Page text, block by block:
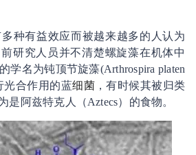
种有益效应而被越来越多的人认为
研究人员并不清楚螺旋藻在机体中
学名为钝顶节旋藻(Arthrospira platen
光合作用的蓝细菌，有时候其被归类
是阿兹特克人（Aztecs）的食物。